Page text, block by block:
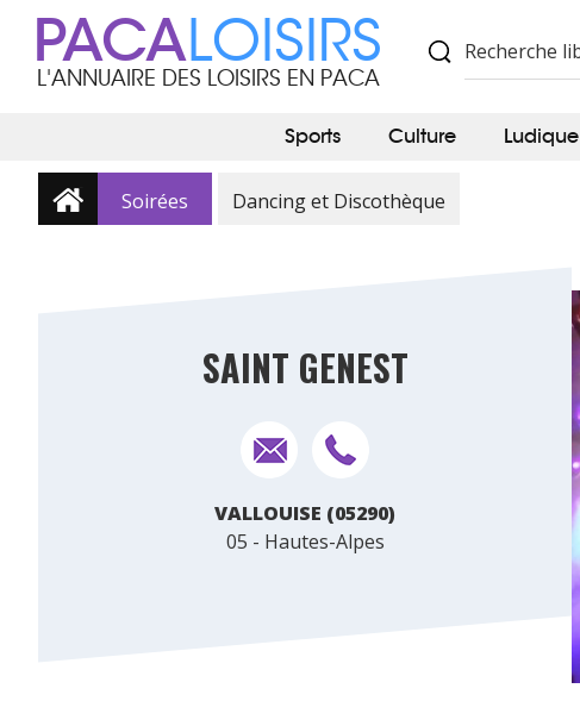
PACALOISIRS
L'ANNUAIRE DES LOISIRS EN PACA
Sports Culture Ludique
Soirées Dancing et Discothèque
SAINT GENEST
VALLOUISE (05290)
05 - Hautes-Alpes